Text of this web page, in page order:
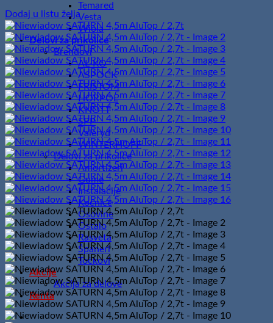
Temared
Vesta
Wiola
Delovi za prikolice
Brendovi
AL-KO
ASPOCK
FRISTOM
HORPOL
KNOTT
SPP
Valeryd
WINTERHOFF
Delovi za prikolice
Amortizeri
Gume
Instalacije
Kočnice
Osovine
Ostalo
Rasveta
Španeri
Točkovi
Akcije
Akcija za delove
Renta
Dodaj u listu želja